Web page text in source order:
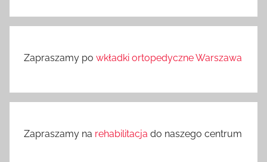
Zapraszamy po wkładki ortopedyczne Warszawa
Zapraszamy na rehabilitacja do naszego centrum